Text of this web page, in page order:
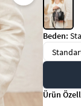
Beden:
Ürün